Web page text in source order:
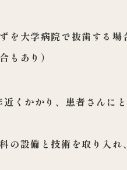
を大学病院で抜歯する場
もあり）
くかかり、患者さんに
の設備と技術を取り入れ